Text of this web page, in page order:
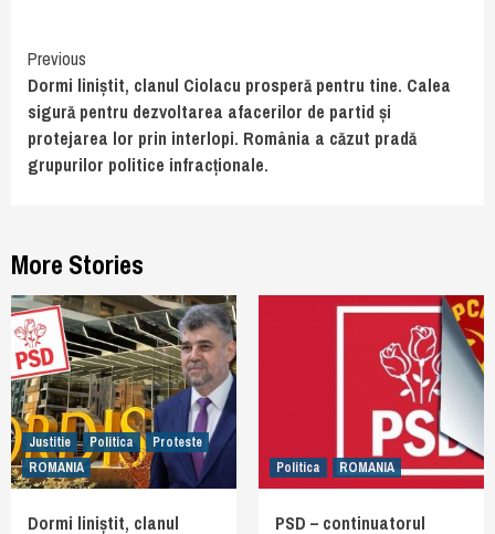
Continue
Reading
Previous
Dormi liniștit, clanul Ciolacu prosperă pentru tine. Calea
sigură pentru dezvoltarea afacerilor de partid și
protejarea lor prin interlopi. România a căzut pradă
grupurilor politice infracționale.
More Stories
Justitie Politica
Proteste
ROMANIA
Dormi liniștit, clanul
Politica ROMANIA
PSD – continuatorul